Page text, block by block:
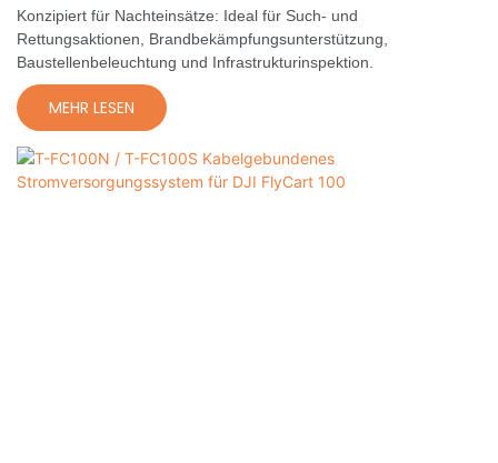
Konzipiert für Nachteinsätze: Ideal für Such- und
Rettungsaktionen, Brandbekämpfungsunterstützung,
Baustellenbeleuchtung und Infrastrukturinspektion.
MEHR LESEN